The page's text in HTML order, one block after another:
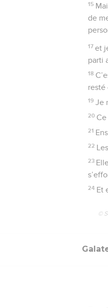
15
de
17 et
parti
18
resté
19 Je
20
21
22
23
24 Et
©